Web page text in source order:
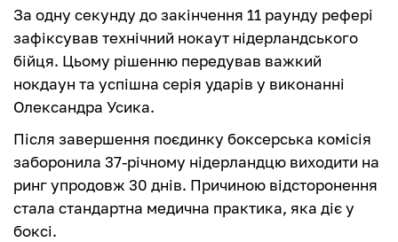
За одну секунду до закінчення 11 раунду рефері
зафіксував технічний нокаут нідерландського
бійця. Цьому рішенню передував важкий
нокдаун та успішна серія ударів у виконанні
Олександра Усика.
Після завершення поєдинку боксерська комісія
заборонила 37-річному нідерландцю виходити на
ринг упродовж 30 днів. Причиною відсторонення
стала стандартна медична практика, яка діє у
боксі.